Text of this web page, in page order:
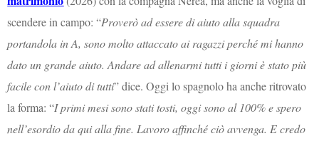
scendere in campo: “Proverò ad essere di aiuto alla squadra
portandola in A, sono molto attaccato ai ragazzi perché mi hanno
dato un grande aiuto. Andare ad allenarmi tutti i giorni è stato più
facile con l’aiuto di tutti” dice. Oggi lo spagnolo ha anche ritrovato
la forma: “I primi mesi sono stati tosti, oggi sono al 100% e spero
nell’esordio da qui alla fine. Lavoro affinché ciò avvenga. E credo